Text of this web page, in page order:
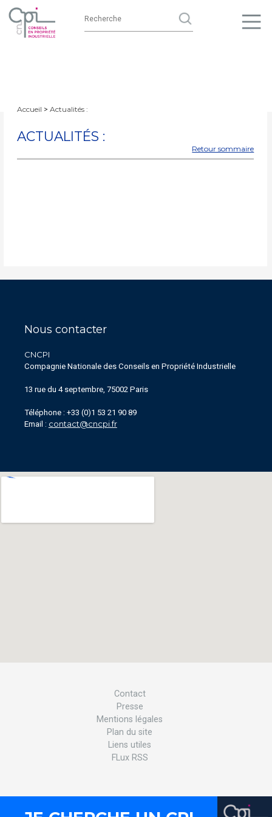
Accueil > Actualités :
ACTUALITÉS :
Retour sommaire
Nous contacter
CNCPI
Compagnie Nationale des Conseils en Propriété Industrielle
13 rue du 4 septembre, 75002 Paris
Téléphone : +33 (0)1 53 21 90 89
Email : contact@cncpi.fr
Contact
Presse
Mentions légales
Plan du site
Liens utiles
FLux RSS